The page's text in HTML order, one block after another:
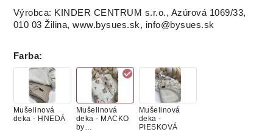
Výrobca: KINDER CENTRUM s.r.o., Azúrová 1069/33,
010 03 Žilina, www.bysues.sk, info@bysues.sk
Farba:
Mušelinová
deka - HNEDÁ
Mušelinová
deka - MACKO
by
Mušelinová
deka -
PIESKOVÁ